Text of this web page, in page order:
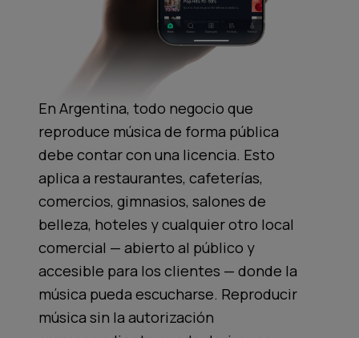
En Argentina, todo negocio que
reproduce música de forma pública
debe contar con una licencia. Esto
aplica a restaurantes, cafeterías,
comercios, gimnasios, salones de
belleza, hoteles y cualquier otro local
comercial — abierto al público y
accesible para los clientes — donde la
música pueda escucharse. Reproducir
música sin la autorización